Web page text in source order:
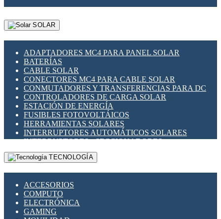
SOLAR
ADAPTADORES MC4 PARA PANEL SOLAR
BATERÍAS
CABLE SOLAR
CONECTORES MC4 PARA CABLE SOLAR
CONMUTADORES Y TRANSFERENCIAS PARA DC
CONTROLADORES DE CARGA SOLAR
ESTACIÓN DE ENERGÍA
FUSIBLES FOTOVOLTÁICOS
HERRAMIENTAS SOLARES
INTERRUPTORES AUTOMÁTICOS SOLARES
INTERRUPTORES - SECCIONADORES
FOTOVOLTÁICOS
MONTAJE PANEL SOLAR
SUPRESOR DE TRANSIENTES SPDS PARA
APLICACIONES FOTOVOLTAICAS
TECNOLOGÍA
ACCESORIOS
COMPUTO
ELECTRÓNICA
GAMING